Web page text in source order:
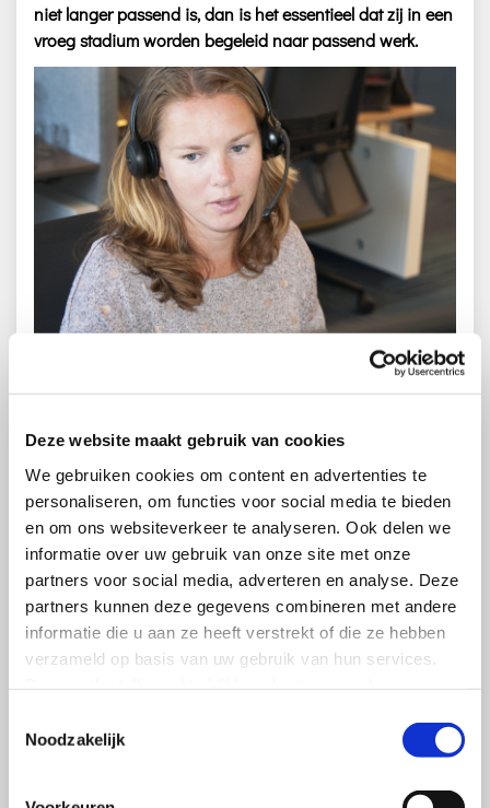
Deze website maakt gebruik van cookies
We gebruiken cookies om content en advertenties te
personaliseren, om functies voor social media te bieden
en om ons websiteverkeer te analyseren. Ook delen we
informatie over uw gebruik van onze site met onze
partners voor social media, adverteren en analyse. Deze
partners kunnen deze gegevens combineren met andere
informatie die u aan ze heeft verstrekt of die ze hebben
verzameld op basis van uw gebruik van hun services.
Door op ’Akkoord’ te klikken, gaat u akkoord met het
gebruik van alle cookies zoals omschreven in onze
cookieverklaring in deze cookiebanner. Door op ‘Alleen
Noodzakelijk
niet langer passend is, dan is het essentieel dat zij in een
vroeg stadium worden begeleid naar passend werk.
Om dit goed te organiseren, zetten de sociale partners in
op een beter dekkende arbeidsmarktinfrastructuur. In
juni 2025 heeft de Stichting van de Arbeid in een brief
aan de minister van Sociale Zaken en Werkgelegenheid
haar ambitie en aanpak geschetst om binnen acht tot
tien jaar stapsgewijs te komen tot een dekkende
dienstverlening voor een leven lang ontwikkelen (LLO) en
van-werk-naar-werktrajecten (VWNW).
Aanbeveling en handreiking voor
cao-partijen
Een belangrijke rol is hierbij weggelegd voor de
alle sectoren goede afspraken worden gemaakt, heeft de